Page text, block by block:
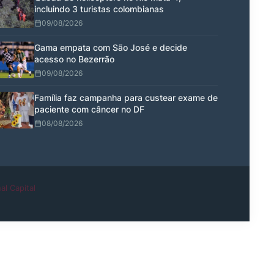
incluindo 3 turistas colombianas
09/08/2026
Gama empata com São José e decide
acesso no Bezerrão
09/08/2026
Família faz campanha para custear exame de
paciente com câncer no DF
08/08/2026
Capital